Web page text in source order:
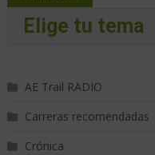
Elige tu tema
AE Trail RADIO
Carreras recomendadas
Crónica